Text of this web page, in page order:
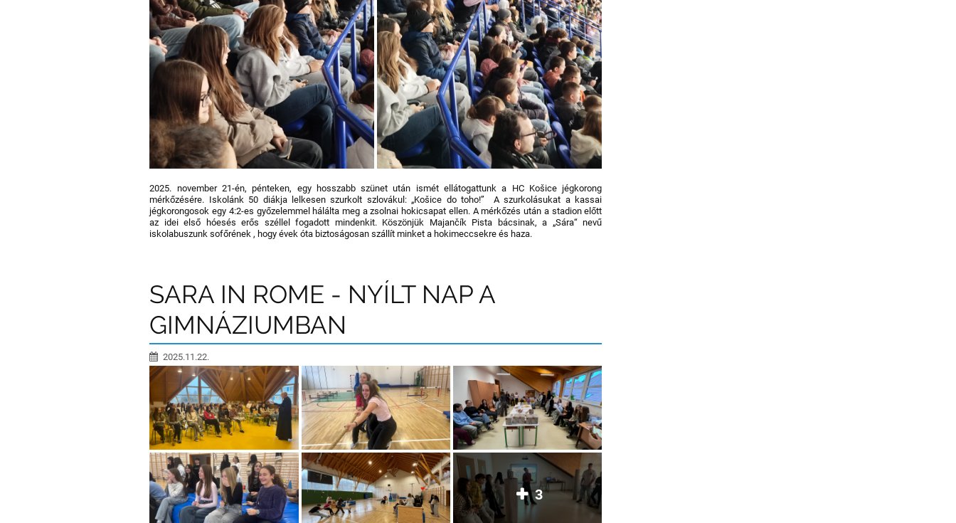
2025. november 21-én, pénteken, egy hosszabb szünet után ismét ellátogattunk a HC Košice jégkorong
mérkőzésére. Iskolánk 50 diákja lelkesen szurkolt szlovákul: „Košice do toho!” A szurkolásukat a kassai
jégkorongosok egy 4:2-es győzelemmel hálálta meg a zsolnai hokicsapat ellen. A mérkőzés után a stadion előtt
az idei első hóesés erős széllel fogadott mindenkit. Köszönjük Majančík Pista bácsinak, a „Sára“ nevű
iskolabuszunk sofőrének , hogy évek óta biztoságosan szállít minket a hokimeccsekre és haza.
SARA IN ROME - NYÍLT NAP A
GIMNÁZIUMBAN
2025.11.22.
3